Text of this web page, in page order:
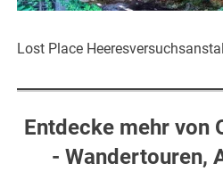
Lost Place
Entdecke mehr von
- Wandertouren,